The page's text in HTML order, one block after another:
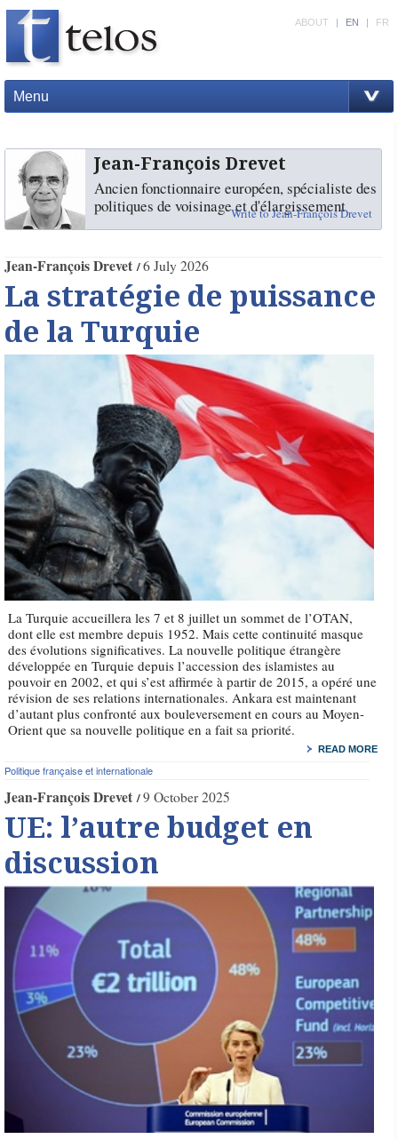
Menu
ABOUT | EN | FR
Jean-François Drevet
Ancien fonctionnaire européen, spécialiste des
politiques de voisinage et d'élargissement
Write to Jean-François Drevet
Jean-François Drevet 6 July 2026
La stratégie de puissance
de la Turquie
La Turquie accueillera les 7 et 8 juillet un sommet de l’OTAN,
dont elle est membre depuis 1952. Mais cette continuité masque
des évolutions significatives. La nouvelle politique étrangère
développée en Turquie depuis l’accession des islamistes au
pouvoir en 2002, et qui s’est affirmée à partir de 2015, a opéré une
révision de ses relations internationales. Ankara est maintenant
d’autant plus confronté aux bouleversement en cours au Moyen-
Orient que sa nouvelle politique en a fait sa priorité.
READ MORE
Politique française et internationale
Jean-François Drevet 9 October 2025
UE: l’autre budget en
discussion